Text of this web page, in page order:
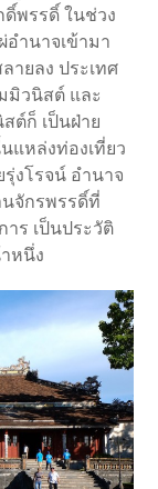
ดิ์พรรดิ์ ในช่วง
อำนาจเข้ามา
ายลง ประเทศ
มิวนิสต์ และ
ต์ก็ เป็นฝ่าย
แหล่งท่องเที่ยว
รุ่งโรจน์ อำนาจ
นจักรพรรดิ์ที่
ร เป็นประวัติ
หนึ่ง